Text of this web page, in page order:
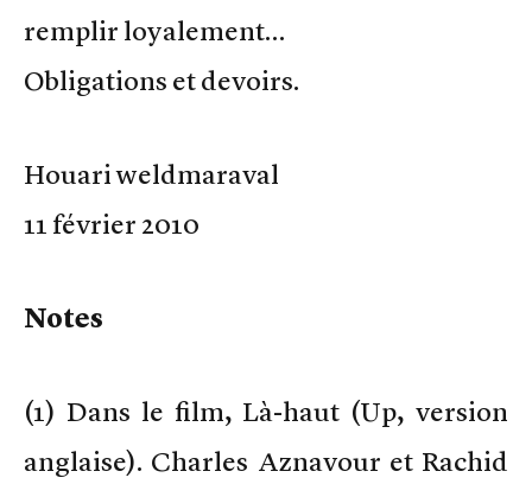
remplir loyalement…
Obligations et devoirs.
Houari weldmaraval
11 février 2010
Notes
(1) Dans le film, Là-haut (Up, version
anglaise). Charles Aznavour et Rachid